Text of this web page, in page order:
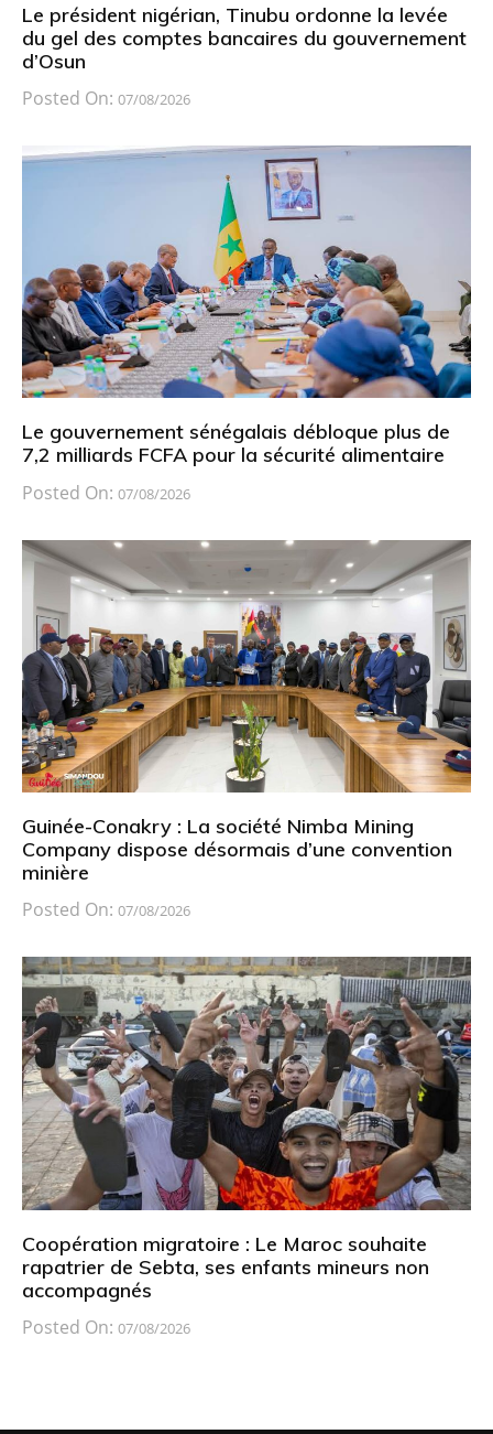
Le président nigérian, Tinubu ordonne la levée
du gel des comptes bancaires du gouvernement
d’Osun
Posted On: 07/08/2026
Le gouvernement sénégalais débloque plus de
7,2 milliards FCFA pour la sécurité alimentaire
Posted On: 07/08/2026
Guinée-Conakry : La société Nimba Mining
Company dispose désormais d’une convention
minière
Posted On: 07/08/2026
Coopération migratoire : Le Maroc souhaite
rapatrier de Sebta, ses enfants mineurs non
accompagnés
Posted On: 07/08/2026